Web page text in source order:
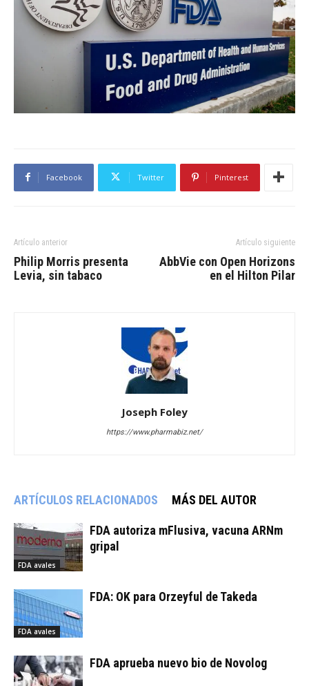
Facebook Twitter Pinterest
Artículo anterior
Philip Morris presenta
Levia, sin tabaco
Artículo siguiente
AbbVie con Open Horizons
en el Hilton Pilar
Joseph Foley
https://www.pharmabiz.net/
ARTÍCULOS RELACIONADOS MÁS DEL AUTOR
FDA avales
FDA autoriza mFlusiva, vacuna ARNm
gripal
FDA avales
FDA: OK para Orzeyful de Takeda
FDA aprueba nuevo bio de Novolog